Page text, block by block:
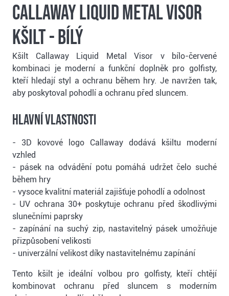
Callaway Liquid Metal Visor
kšilt - bílý
Kšilt Callaway Liquid Metal Visor v bílo-červené
kombinaci je moderní a funkční doplněk pro golfisty,
kteří hledají styl a ochranu během hry. Je navržen tak,
aby poskytoval pohodlí a ochranu před sluncem.
Hlavní vlastnosti
- 3D kovové logo Callaway dodává kšiltu moderní
vzhled
- pásek na odvádění potu pomáhá udržet čelo suché
během hry
- vysoce kvalitní materiál zajišťuje pohodlí a odolnost
- UV ochrana 30+ poskytuje ochranu před škodlivými
slunečními paprsky
- zapínání na suchý zip, nastavitelný pásek umožňuje
přizpůsobení velikosti
- univerzální velikost díky nastavitelnému zapínání
Tento kšilt je ideální volbou pro golfisty, kteří chtějí
kombinovat ochranu před sluncem s moderním